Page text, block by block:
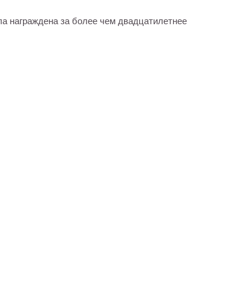
награждена за более чем двадцатилетнее